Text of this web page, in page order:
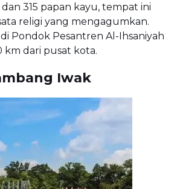
315 papan kayu, tempat ini
religi yang mengagumkan.
Pondok Pesantren Al-Ihsaniyah
km dari pusat kota.
Iwak